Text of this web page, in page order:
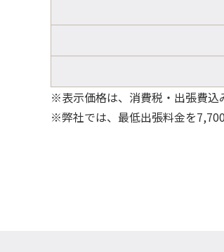
※表示価格は、消費税・出張費込
※弊社では、最低出張料金を